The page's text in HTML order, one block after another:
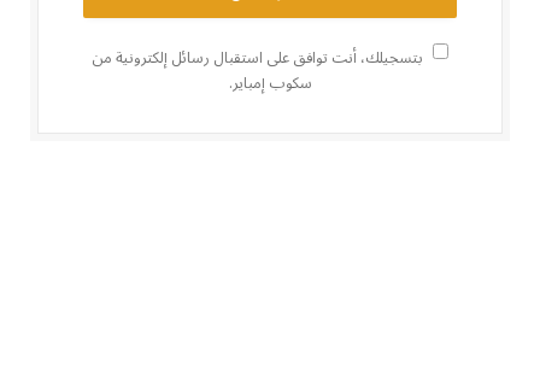
بتسجيلك، أنت توافق على استقبال رسائل إلكترونية من
سكوب إمباير.